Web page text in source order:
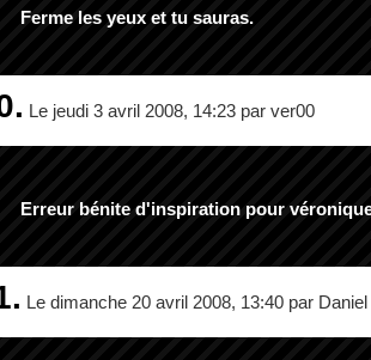
Ferme les yeux et tu sauras.
Le jeudi 3 avril 2008, 14:23 par ver00
Erreur bénite d'inspiration pour
Le dimanche 20 avril 2008, 13:40 par Daniel